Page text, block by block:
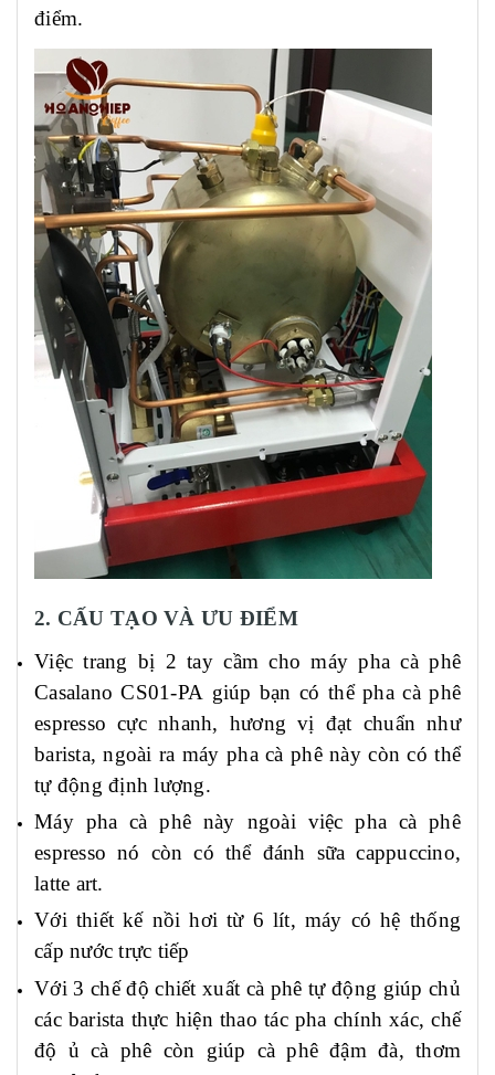
điểm.
2. CẤU TẠO VÀ ƯU ĐIỂM
Việc trang bị 2 tay cầm cho máy pha cà phê
CasalanoCS01-PA giúp bạn có thểpha cà phê
espresso cực nhanh, hương vị đạt chuẩn như
barista, ngoài ra máy pha cà phê này còn có thể
tự động định lượng.
Máy pha cà phê này ngoài việc pha cà phê
espresso nó còn có thể đánh sữa cappuccino,
latte art.
Với thiết kế nồi hơi từ 6 lít, máy có hệ thống
cấp nước trực tiếp
Với 3 chế độ chiết xuất cà phê tự động giúp chủ
các barista thực hiện thao tác pha chính xác, chế
độ ủ cà phê còn giúp cà phê đậm đà, thơm